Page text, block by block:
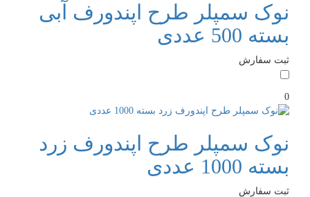
نوک سمپلر طرح اپندورف آبی
بسته 500 عددی
ثبت سفارش
0
نوک سمپلر طرح اپندورف زرد
بسته 1000 عددی
ثبت سفارش